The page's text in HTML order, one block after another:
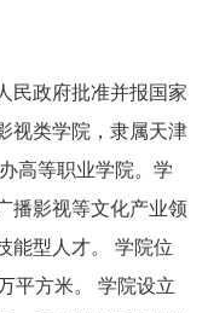
民政府批准并报国家
视类学院，隶属天津
高等职业学院。学
播影视等文化产业领
能型人才。 学院位
平方米。 学院设立